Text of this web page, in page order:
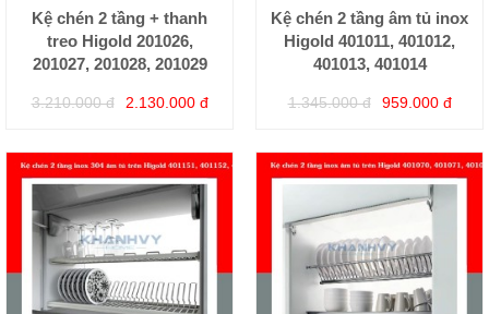
Kệ chén 2 tầng + thanh
treo Higold 201026,
201027, 201028, 201029
3.210.000 đ 2.130.000 đ
Kệ chén 2 tầng âm tủ inox
Higold 401011, 401012,
401013, 401014
1.345.000 đ 959.000 đ